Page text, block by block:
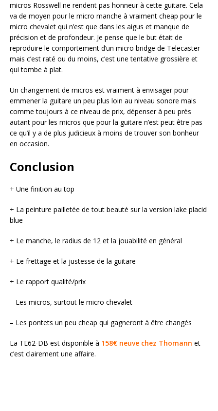
micros Rosswell ne rendent pas honneur à cette guitare. Cela
va de moyen pour le micro manche à vraiment cheap pour le
micro chevalet qui n’est que dans les aigus et manque de
précision et de profondeur. Je pense que le but était de
reproduire le comportement d’un micro bridge de Telecaster
mais c’est raté ou du moins, c’est une tentative grossière et
qui tombe à plat.
Un changement de micros est vraiment à envisager pour
emmener la guitare un peu plus loin au niveau sonore mais
comme toujours à ce niveau de prix, dépenser à peu près
autant pour les micros que pour la guitare n’est peut être pas
ce qu’il y a de plus judicieux à moins de trouver son bonheur
en occasion.
Conclusion
+ Une finition au top
+ La peinture pailletée de tout beauté sur la version lake placid
blue
+ Le manche, le radius de 12 et la jouabilité en général
+ Le frettage et la justesse de la guitare
+ Le rapport qualité/prix
– Les micros, surtout le micro chevalet
– Les pontets un peu cheap qui gagneront à être changés
La TE62-DB est disponible à 158€ neuve chez Thomann et
c’est clairement une affaire.